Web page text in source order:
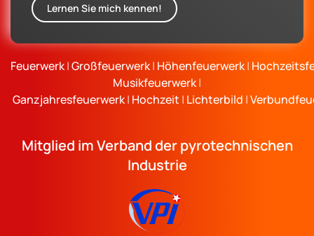
Lernen Sie mich kennen!
Feuerwerk|Großfeuerwerk| Höhenfeuerwerk|
Musikfeuerwerk|
Ganzjahresfeuerwerk| Hochzeit | Lichterbild |
Mitglied im Verband der pyrotechnischen
Industrie